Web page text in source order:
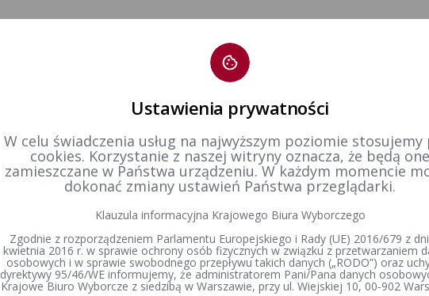
Ustawienia prywatności
W celu świadczenia usług na najwyższym poziomie stosujemy
cookies. Korzystanie z naszej witryny oznacza, że będą one
zamieszczane w Państwa urządzeniu. W każdym momencie
dokonać zmiany ustawień Państwa przeglądarki.
Klauzula informacyjna Krajowego Biura Wyborczego
Zgodnie z rozporządzeniem Parlamentu Europejskiego i Rady (UE) 2016/679 z
kwietnia 2016 r. w sprawie ochrony osób fizycznych w związku z przetwarzaniem
osobowych i w sprawie swobodnego przepływu takich danych („RODO”) oraz
dyrektywy 95/46/WE informujemy, że administratorem Pani/Pana danych
Krajowe Biuro Wyborcze z siedzibą w Warszawie, przy ul. Wiejskiej 10, 00-902